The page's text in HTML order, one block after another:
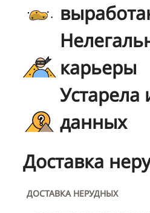
карьеры
Устарела
данных
Доставка
ДОСТАВКА НЕРУДНЫХ